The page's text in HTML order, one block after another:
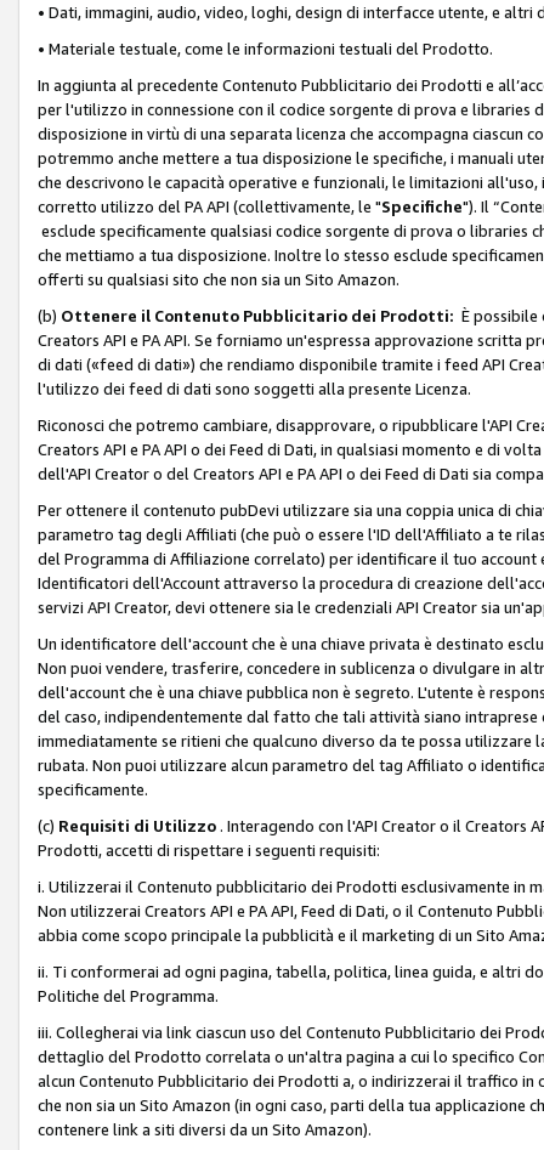
• Dati, immagini, audio, video, loghi, design di interfacce utente, e altri
• Materiale testuale, come le informazioni testuali del Prodotto.
In aggiunta al precedente Contenuto Pubblicitario dei Prodotti e
per l'utilizzo in connessione con il codice sorgente di prova e libraries
disposizione in virtù di una separata licenza che accompagna ciascun
potremmo anche mettere a tua disposizione le specifiche, i manuali
che descrivono le capacità operative e funzionali, le limitazioni
corretto utilizzo del PA API (collettivamente, le "Specifiche"). Il
esclude specificamente qualsiasi codice sorgente di prova o libraries
che mettiamo a tua disposizione. Inoltre lo stesso esclude
offerti su qualsiasi sito che non sia un Sito Amazon.
(b) Ottenere il Contenuto Pubblicitario dei Prodotti: È
Creators API e PA API. Se forniamo un'espressa approvazione
di dati («feed di dati») che rendiamo disponibile tramite i feed API
l'utilizzo dei feed di dati sono soggetti alla presente Licenza.
Riconosci che potremo cambiare, disapprovare, o ripubblicare l'API
Creators API e PA API o dei Feed di Dati, in qualsiasi momento e di
dell'API Creator o del Creators API e PA API o dei Feed di Dati sia
Per ottenere il contenuto pubDevi utilizzare sia una coppia unica di
parametro tag degli Affiliati (che può o essere l'ID dell'Affiliato a te
del Programma di Affiliazione correlato) per identificare il tuo account
Identificatori dell'Account attraverso la procedura di creazione
servizi API Creator, devi ottenere sia le credenziali API Creator sia
Un identificatore dell'account che è una chiave privata è destinato
Non puoi vendere, trasferire, concedere in sublicenza o divulgare in
dell'account che è una chiave pubblica non è segreto. L'utente è
del caso, indipendentemente dal fatto che tali attività siano
immediatamente se ritieni che qualcuno diverso da te possa
rubata. Non puoi utilizzare alcun parametro del tag Affiliato o
specificamente.
(c) Requisiti di Utilizzo . Interagendo con l'API Creator o il Creators
Prodotti, accetti di rispettare i seguenti requisiti:
i. Utilizzerai il Contenuto pubblicitario dei Prodotti esclusivamente in
Non utilizzerai Creators API e PA API, Feed di Dati, o il Contenuto
abbia come scopo principale la pubblicità e il marketing di un Sito
ii. Ti conformerai ad ogni pagina, tabella, politica, linea guida, e altri
Politiche del Programma.
iii. Collegherai via link ciascun uso del Contenuto Pubblicitario dei
dettaglio del Prodotto correlata o un'altra pagina a cui lo specifico
alcun Contenuto Pubblicitario dei Prodotti a, o indirizzerai il traffico in
che non sia un Sito Amazon (in ogni caso, parti della tua
contenere link a siti diversi da un Sito Amazon).